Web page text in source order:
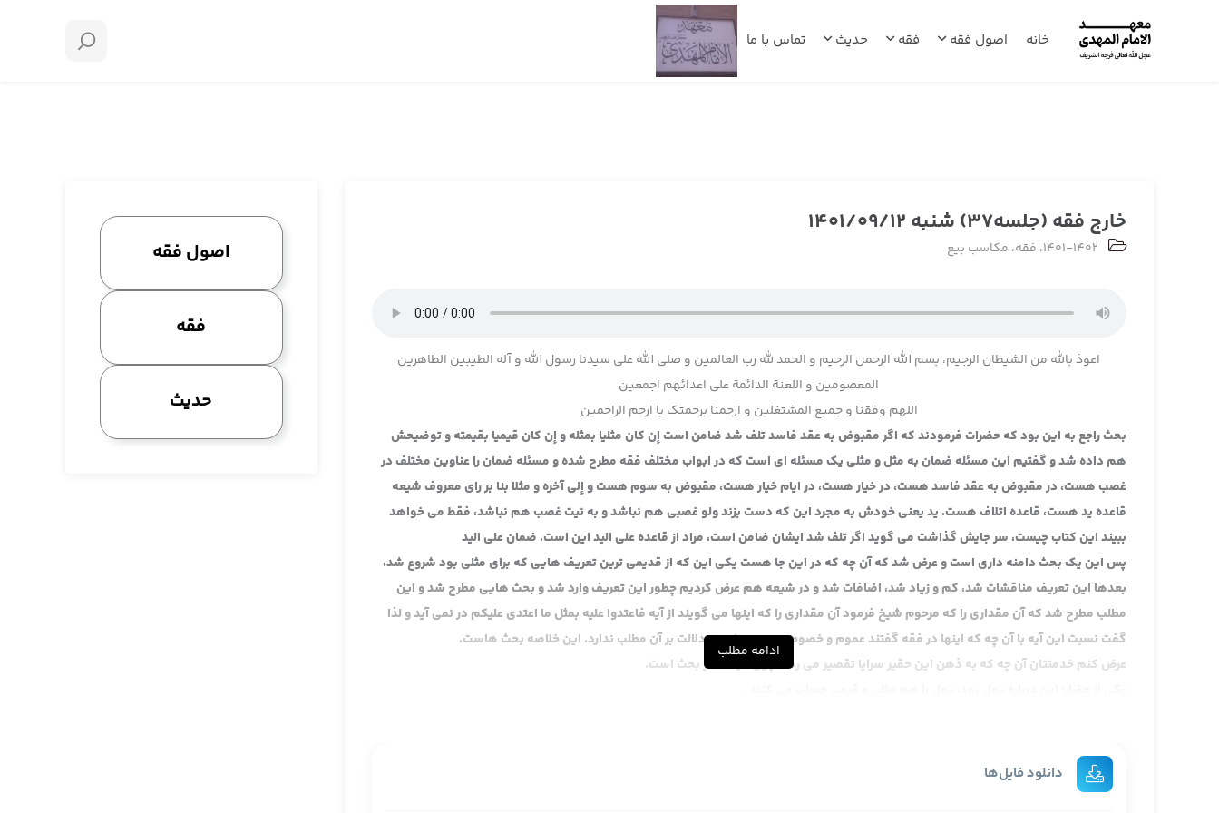
خانه اصول فقه فقه حدیث تماس با ما
خارج فقه (جلسه37) شنبه 1401/09/12
1401-1402، فقه، مکاسب بیع
اعوذ بالله من الشیطان الرجیم، بسم الله الرحمن الرحیم و الحمد لله رب العالمین و صلی الله علی سیدنا رسول الله و آله الطیبین الطاهرین
المعصومین و اللعنة الدائمة علی اعدائهم اجمعین
اللهم وفقنا و جمیع المشتغلین و ارحمنا برحمتک یا ارحم الراحمین
بحث راجع به این بود که حضرات فرمودند که اگر مقبوض به عقد فاسد تلف شد ضامن است إن کان مثلیا بمثله و إن کان قیمیا بقیمته و توضیحش
هم داده شد و گفتیم این مسئله ضمان به مثل و مثلی یک مسئله ای است که در ابواب مختلف فقه مطرح شده و مسئله ضمان را عناوین مختلف در
غصب هست، در مقبوض به عقد فاسد هست، در خیار هست، در ایام خیار هست، مقبوض به سوم هست و إلی آخره و مثلا بنا بر رای معروف شیعه
قاعده ید هست، قاعده اتلاف هست. ید یعنی خودش به مجرد این که دست بزند ولو غصبی هم نباشد و به نیت غصب هم نباشد، فقط می خواهد
ببیند این کتاب چیست، سر جایش گذاشت می گوید اگر تلف شد ایشان ضامن است، مراد از قاعده علی الید این است. ضمان علی الید
پس این یک بحث دامنه داری است و عرض شد که آن چه که در این جا هست یکی این که از قدیمی ترین تعریف هایی که برای مثلی بود شروع شد،
بعدها این تعریف مناقشات شد، کم و زیاد شد، اضافات شد و در شیعه هم عرض کردیم چطور این تعریف وارد شد و بحث هایی مطرح شد و این
مطلب مطرح شد که آن مقداری را که مرحوم شیخ فرمود آن مقداری را که اینها می گویند از آیه فاعتدوا علیه بمثل ما اعتدی علیکم در نمی آید و لذا
گفت نسبت این آیه با آن چه که اینها در فقه گفتند عموم و خصوص من وجه است، دلالت بر آن مطلب ندارد. این خلاصه بحث هاست.
عرض کنم خدمتتان آن چه که به ذهن این حقیر سراپا تقصیر می رسد چون دیگه آخر بحث است.
ابهام دارد، مخصوصا هر سه روایت از امام واحد است، این خیلی مشکل دارد.
یکی از حضار: الان ذمه در مقابل این را شما ربا می دانید یا نه؟
ادامه مطلب
دانلود فایل‌ها
اصول فقه
فقه
حدیث